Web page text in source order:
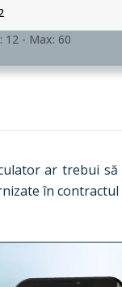
12 - Max: 60
ar trebui
în